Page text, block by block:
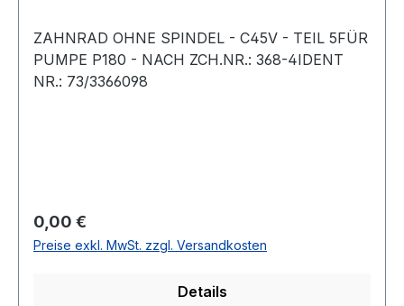
ZAHNRAD OHNE SPINDEL - C45V - TEIL 5FÜR
PUMPE P180 - NACH ZCH.NR.: 368-4IDENT
NR.: 73/3366098
Regulärer Preis:
0,00 €
Preise exkl. MwSt. zzgl. Versandkosten
Details